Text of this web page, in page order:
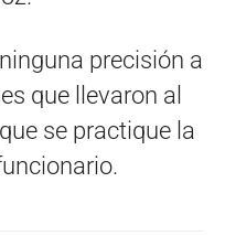
precisión a
que llevaron al
se practique la